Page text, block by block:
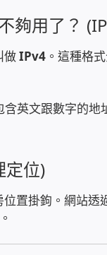
夠用了？
做IPv4。這種格
英文跟數字的地
定位)
置掛鉤。網站透